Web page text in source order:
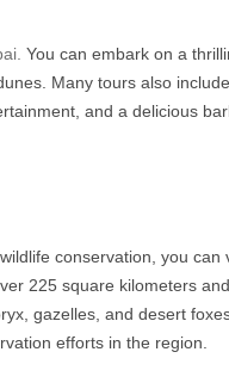
You can embark on a
Many tours also
and a delicious
conservation, you can
225 square kilometers
gazelles, and desert
efforts in the region.